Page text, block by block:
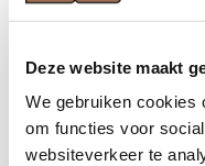
Deze website maakt
We gebruiken cookies
om functies voor
websiteverkeer te